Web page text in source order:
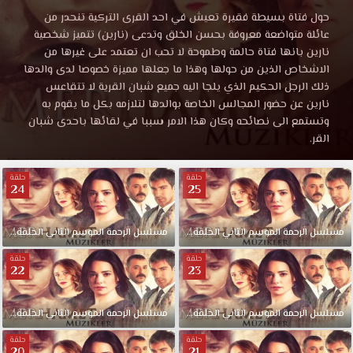
الموسم
الثاني
الحلقة
25
مترجمة
قصة
عشق
3sk
مسلسل
الرحمة
الموسم
الثاني
الحلقة
25
مترجمة
قصة
حيث
تدور
القصة
حول
فتاة
بسيطة
فقيرة
تعيش
في
احد
القرى
حول فتاة بسيطة فقيرة تعيش في احد القرى التركية تنحدر من
عائلة متواضعة معروفة بحسن الخلق وتدعى (نارين) تتميز شخصية
نارين بانها فتاة حالمة وطموحة لا تحب ان تعتمد على غيرها من
الاشخاص الذين من حولها وهذا ما جعلها مميزة خصوصا لدى والدها
ذلك الرجل الحكيم الذي يلجا اليه جميع شبان القرية لا تتقاعس
نارين عن حضور المجالس الخاصة بوالدها لتلازمه بكل ما يقوم به
وتستمع الى نصائحه وكان هذا الامر سببا في لقائها باحدى شبان
القر.
حلقة
25
مسلسلالرحمةالموسمالثانيالحلقة25
حلقة
24
مسلسلالرحمةالموسمالثانيالحلقة24
حلقة
23
مسلسلالرحمةالموسمالثانيالحلقة23
حلقة
22
مسلسلالرحمةالموسمالثانيالحلقة22
حلقة حلقة